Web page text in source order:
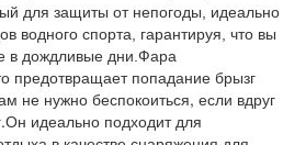
для защиты от непогоды, идеально
водного спорта, гарантируя, что вы
в дождливые дни. Фара
предотвращает попадание брызг
не нужно беспокоиться, если вдруг
идеально подходит для